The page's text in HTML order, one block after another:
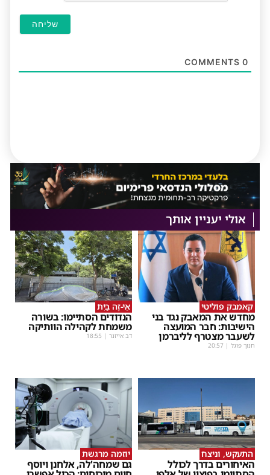
0
אולי יעניין אותך
קאמבק פוליטי
מחדש את המאבק נגד בני
הישיבות: חבר המועצה
לשעבר מצטרף לליברמן
חנוך פוגל |
20:57
אֵי-זֶה בַּיִת
הנדודים הסתיימו: בשורה
משמחת לקהילה הוותיקה
דב אייזנר |
18:55
התעקש, וניצח
האיחורים בדרך לכולל
יוזמה מרגשת
גם שמחה'לה, אלחנן ויוסף